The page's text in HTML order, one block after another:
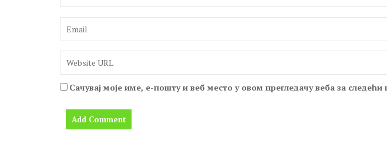
Сачувај моје име, е-пошту и веб место у овом прегледачу веба за